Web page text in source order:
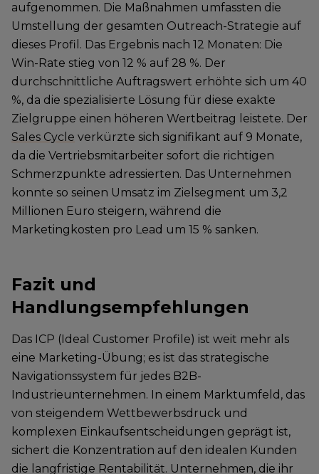
aufgenommen. Die Maßnahmen umfassten die
Umstellung der gesamten Outreach-Strategie auf
dieses Profil. Das Ergebnis nach 12 Monaten: Die
Win-Rate stieg von 12 % auf 28 %. Der
durchschnittliche Auftragswert erhöhte sich um 40
%, da die spezialisierte Lösung für diese exakte
Zielgruppe einen höheren Wertbeitrag leistete. Der
Sales Cycle verkürzte sich signifikant auf 9 Monate,
da die Vertriebsmitarbeiter sofort die richtigen
Schmerzpunkte adressierten. Das Unternehmen
konnte so seinen Umsatz im Zielsegment um 3,2
Millionen Euro steigern, während die
Marketingkosten pro Lead um 15 % sanken.
Fazit und
Handlungsempfehlungen
Das ICP (Ideal Customer Profile) ist weit mehr als
eine Marketing-Übung; es ist das strategische
Navigationssystem für jedes B2B-
Industrieunternehmen. In einem Marktumfeld, das
von steigendem Wettbewerbsdruck und
komplexen Einkaufsentscheidungen geprägt ist,
sichert die Konzentration auf den idealen Kunden
die langfristige Rentabilität. Unternehmen, die ihr